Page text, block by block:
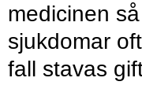
medicinen
sjukdomar
fall stavas